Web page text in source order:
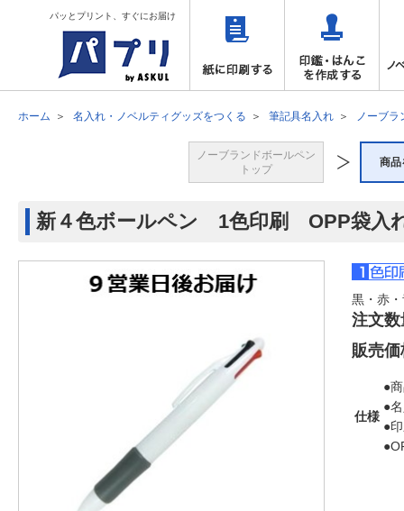
パッとプリント、すぐにお届け
ホーム 名入れ・ノベルティグッズをつくる 筆記具名入れ ノーブラ
ノーブランドボールペン
トップ
商品
新４色ボールペン 1色印刷 OPP袋入
黒・赤
注文数
販売価
仕様
●
●
●